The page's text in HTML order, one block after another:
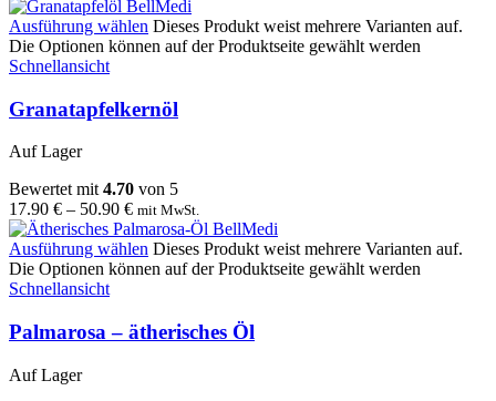
Ausführung wählen Dieses Produkt weist mehrere Varianten auf.
Die Optionen können auf der Produktseite gewählt werden
Schnellansicht
Granatapfelkernöl
Auf Lager
Bewertet mit 4.70 von 5
17.90 € – 50.90 € mit MwSt.
Ausführung wählen Dieses Produkt weist mehrere Varianten auf.
Die Optionen können auf der Produktseite gewählt werden
Schnellansicht
Palmarosa – ätherisches Öl
Auf Lager